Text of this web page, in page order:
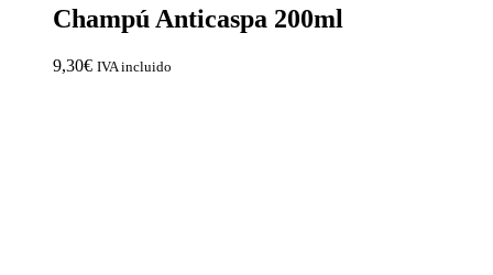
Champú Anticaspa 200ml
9,30€ IVA incluido